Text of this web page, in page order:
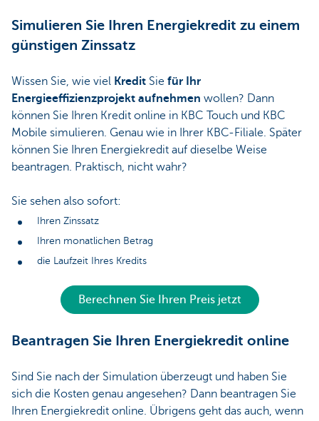
Simulieren Sie Ihren Energiekredit zu einem
günstigen Zinssatz
Wissen Sie, wie viel Kredit Sie für Ihr
Energieeffizienzprojekt aufnehmen wollen? Dann
können Sie Ihren Kredit online in KBC Touch und KBC
Mobile simulieren. Genau wie in Ihrer KBC-Filiale. Später
können Sie Ihren Energiekredit auf dieselbe Weise
beantragen. Praktisch, nicht wahr?
Sie sehen also sofort:
Ihren Zinssatz
Ihren monatlichen Betrag
die Laufzeit Ihres Kredits
Berechnen Sie Ihren Preis jetzt
Beantragen Sie Ihren Energiekredit online
Sind Sie nach der Simulation überzeugt und haben Sie
sich die Kosten genau angesehen? Dann beantragen Sie
Ihren Energiekredit online. Übrigens geht das auch, wenn